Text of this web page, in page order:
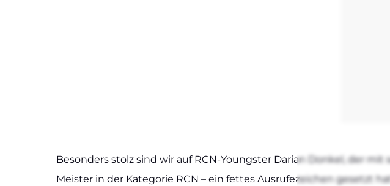
Beson­ders stolz sind wir auf RCN-Youngs­­­ter Dari­an Don­kel, der
Meis­ter in der Kate­go­rie RCN – ein fet­tes Aus­ru­fe­zei­chen gesetzt